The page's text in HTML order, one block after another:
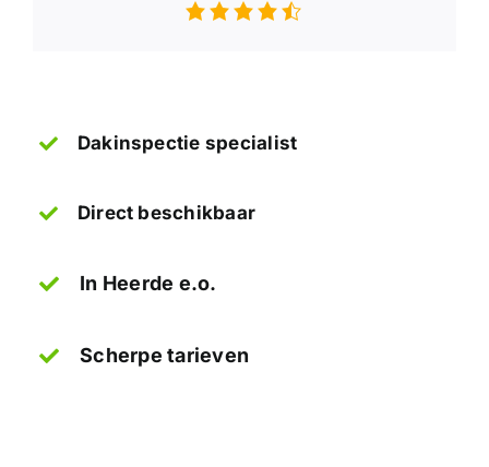
Dakinspectie specialist
Direct beschikbaar
In Heerde e.o.
Scherpe tarieven